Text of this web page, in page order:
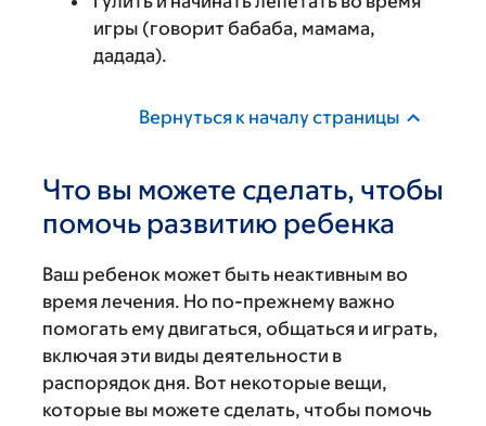
игры (говорит бабаба, мамама,
дадада).
Вернуться к началу страницы
Что вы можете сделать, чтобы
помочь развитию ребенка
Ваш ребенок может быть неактивным во
время лечения. Но по-прежнему важно
помогать ему двигаться, общаться и играть,
включая эти виды деятельности в
распорядок дня. Вот некоторые вещи,
которые вы можете сделать, чтобы помочь